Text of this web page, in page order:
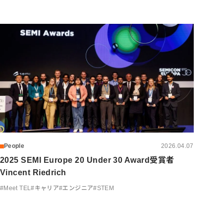
People 2026.04.07
2025 SEMI Europe 20 Under 30 Award受賞者
Vincent Riedrich
#Meet TEL#キャリア#エンジニア#STEM